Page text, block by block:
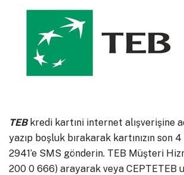
TEB kredi kartıni internet alışverişine
yazıp boşluk bırakarak kartınızın son
2941’e SMS gönderin. TEB Müşteri
200 0 666) arayarak veya CEPTETEB